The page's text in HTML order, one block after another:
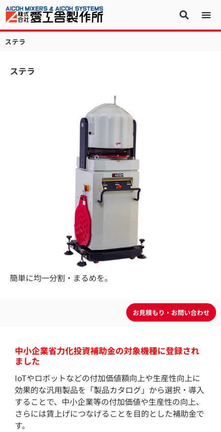
ステラ
ステラ
簡単に均一分割・まるめを。
中小企業省力化投資補助金の対象機種に登録され
ました
IoTやロボットなどの付加価値額向上や生産性向上に
効果的な汎用製品を「製品カタログ」から選択・導入
することで、中小企業等の付加価値や生産性の向上、
さらには賃上げにつなげることを目的とした補助金で
す。